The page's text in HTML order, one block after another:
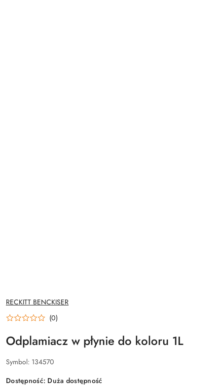
NAZWA
PRODUCENTA:
RECKITT BENCKISER
(0)
Odplamiacz w płynie do koloru 1L
Symbol: 134570
Dostępność: Duża dostępność